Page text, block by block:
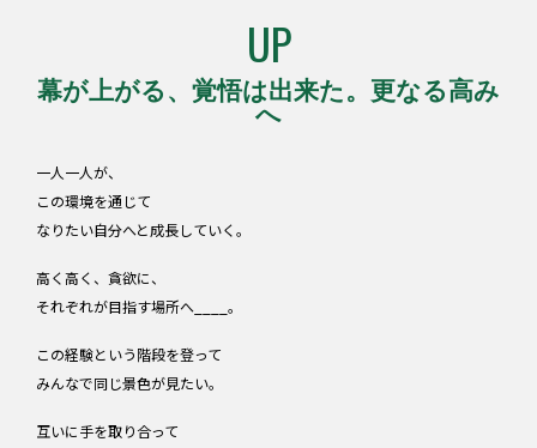
UP
幕が上がる、覚悟は出来た。更なる高み
へ
一人一人が、
この環境を通じて
なりたい自分へと成長していく。
高く高く、貪欲に、
それぞれが目指す場所へ____。
この経験という階段を登って
みんなで同じ景色が見たい。
互いに手を取り合って